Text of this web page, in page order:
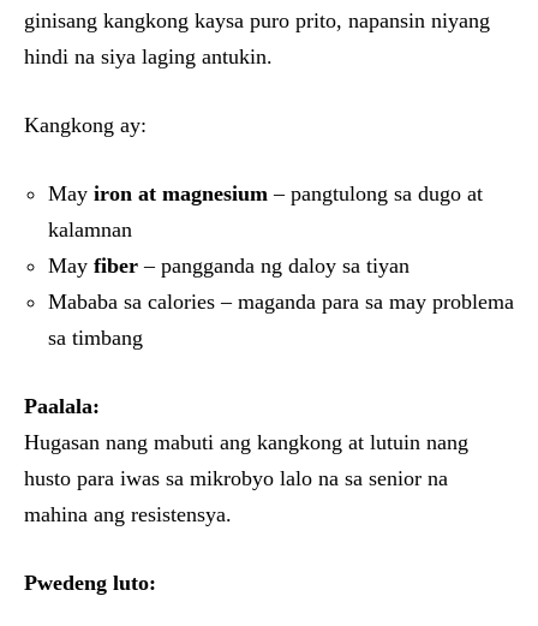
ginisang kangkong kaysa puro prito, napansin niyang
hindi na siya laging antukin.
Kangkong ay:
May iron at magnesium – pangtulong sa dugo at
kalamnan
May fiber – pangganda ng daloy sa tiyan
Mababa sa calories – maganda para sa may problema
sa timbang
Paalala:
Hugasan nang mabuti ang kangkong at lutuin nang
husto para iwas sa mikrobyo lalo na sa senior na
mahina ang resistensya.
Pwedeng luto: